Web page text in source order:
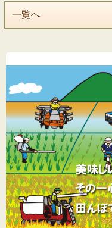
一覧へ